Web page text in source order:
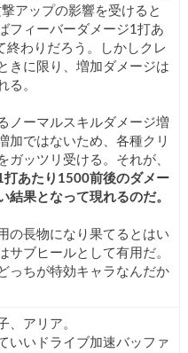
アップの影響を受けると
フィーバーダメージ1打あ
終わりだろう。しかしクレ
きに限り、増加ダメージは
る。
ノーマルスキルダメージ増
加ではないため、各種クリ
ガッツリ受ける。それが、
打あたり1500前後のダメー
結果となって現れるのだ。
の長物になり果てるとはい
サブヒールとして有用だ。
っちが特効キャラなんだか
、アリア。
いいドライブ加速バッファ